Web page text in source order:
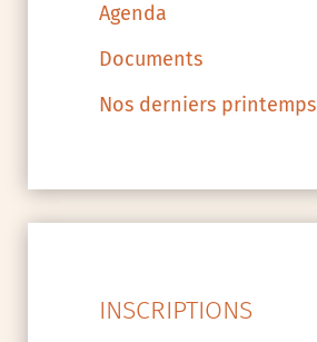
Agenda
Documents
Nos derniers printemps
INSCRIPTIONS